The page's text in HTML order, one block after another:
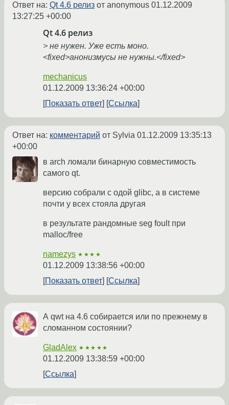
Ответ на: Qt 4.6 релиз от anonymous 01.12.2009
13:27:25 +00:00
Qt 4.6 релиз
> не нужен. Уже есть моно.
<fixed>анонизмусы не нужны.</fixed>
mechanicus
01.12.2009 13:36:24 +00:00
Показать ответ
Ссылка
Ответ на: комментарий от Sylvia 01.12.2009 13:35:13
+00:00
в arch ломали бинарную совместимость
самого qt.
версию собрали с одой glibc, а в системе
почти у всех стояла другая
в результате рандомные seg foult при
malloc/free
namezys ★★★★
01.12.2009 13:38:56 +00:00
Показать ответ
Ссылка
А qwt на 4.6 собирается или по прежнему в
сломанном состоянии?
GladAlex ★★★★★
01.12.2009 13:38:59 +00:00
Ссылка